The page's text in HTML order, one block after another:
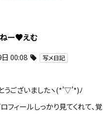
ー♥えむ
00:08 写メ日記
うございましたヽ(*’▽’*)ﾉ
ィールしっかり見てくれて、覚